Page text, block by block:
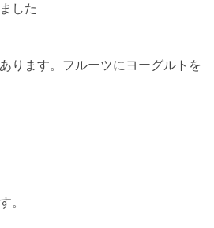
した
ります。フルーツにヨーグルトを
。